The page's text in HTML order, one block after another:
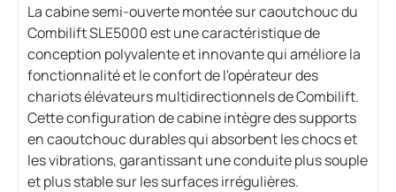
La cabine semi-ouverte montée sur caoutchouc du
Combilift SLE5000 est une caractéristique de
conception polyvalente et innovante qui améliore la
fonctionnalité et le confort de l'opérateur des
chariots élévateurs multidirectionnels de Combilift.
Cette configuration de cabine intègre des supports
en caoutchouc durables qui absorbent les chocs et
les vibrations, garantissant une conduite plus souple
et plus stable sur les surfaces irrégulières.